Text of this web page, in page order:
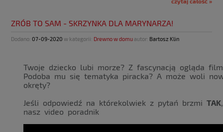
ZRÓB TO SAM - SKRZYNKA DLA MARYNARZA!
Dodano:07-09-2020 w kategorii: Drewno w domu autor: Bartosz Klin
Twoje dziecko lubi morze? Z fascynacją ogląda
Podoba mu się tematyka piracka? A może woli
okręty?
Jeśli odpowiedź na którekolwiek z pytań brzmiTAK
nasz video poradnik